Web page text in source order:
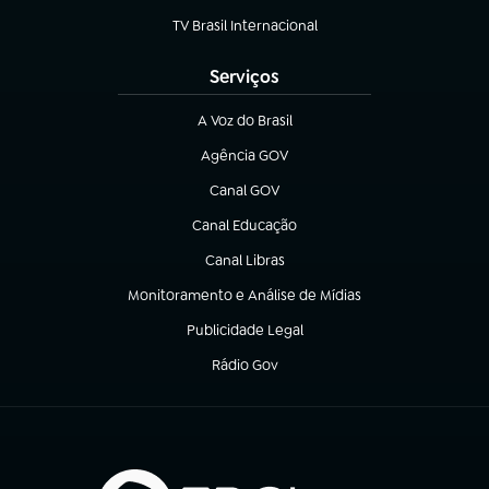
TV Brasil Internacional
(abre em nova aba)
Serviços
A Voz do Brasil
(abre em nova aba)
Agência GOV
(abre em nova aba)
Canal GOV
(abre em nova aba)
Canal Educação
(abre em nova aba)
Canal Libras
(abre em nova aba)
Monitoramento e Análise de Mídias
(abre em nova aba)
Publicidade Legal
(abre em nova aba)
Rádio Gov
(abre em nova aba)